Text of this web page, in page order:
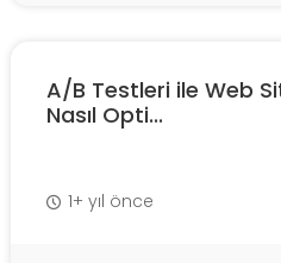
A/B Testleri ile Web
Nasıl Opti...
1+ yıl önce